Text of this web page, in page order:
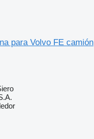
para Volvo FE camión